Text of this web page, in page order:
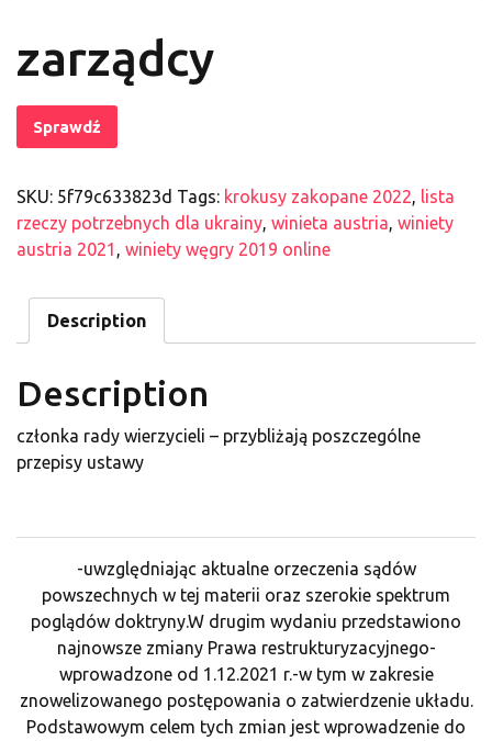
zarządcy
Sprawdź
SKU: 5f79c633823d Tags: krokusy zakopane 2022, lista
rzeczy potrzebnych dla ukrainy, winieta austria, winiety
austria 2021 , winiety węgry 2019 online
Description
Description
członka rady wierzycieli – przybliżają poszczególne
przepisy ustawy
-uwzględniając aktualne orzeczenia sądów
powszechnych w tej materii oraz szerokie spektrum
poglądów doktryny.W drugim wydaniu przedstawiono
najnowsze zmiany Prawa restrukturyzacyjnego-
wprowadzone od 1.12.2021 r.-w tym w zakresie
znowelizowanego postępowania o zatwierdzenie układu.
Podstawowym celem tych zmian jest wprowadzenie do